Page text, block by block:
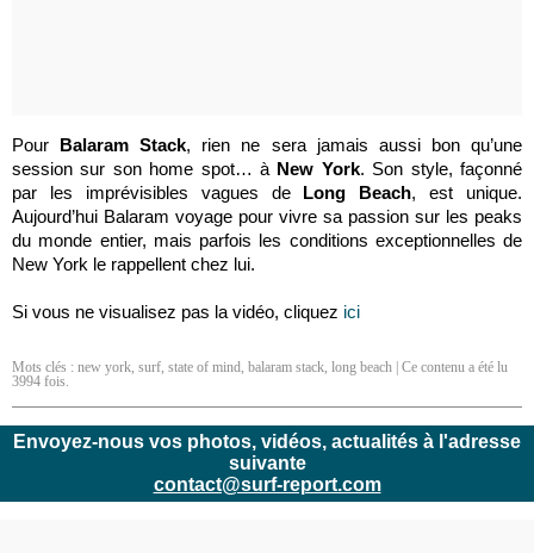
Pour Balaram Stack, rien ne sera jamais aussi bon qu’une
session sur son home spot… à New York. Son style, façonné
par les imprévisibles vagues de Long Beach, est unique.
Aujourd’hui Balaram voyage pour vivre sa passion sur les peaks
du monde entier, mais parfois les conditions exceptionnelles de
New York le rappellent chez lui.
Si vous ne visualisez pas la vidéo, cliquez ici
Mots clés : new york, surf, state of mind, balaram stack, long beach | Ce contenu a été lu
3994 fois.
Envoyez-nous vos photos, vidéos, actualités à l'adresse
suivante
contact@surf-report.com